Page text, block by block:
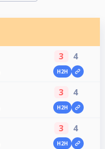
3 4
H2H
3 4
H2H
3 4
H2H